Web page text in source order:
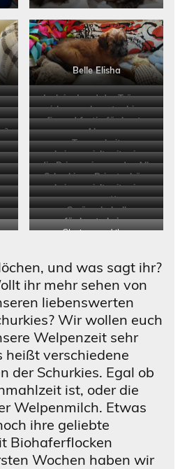
Belle Elisha
Jack im Land der Träume
ich war als erster hier
fix und fertig für heute
?
Alea
Teamarbeit
keiner spielt mit mir
die Prinzessin von der Alb
Schurkies – Privatsphäre
keiner spielt mit mir
papp satt
Geräuscheball
für heute keine
Clarissa und ihre
und was sagt ihr?
ihr mehr sehen von
liebenswerten
Wir wollen euch
Welpenzeit sehr
heißt verschiedene
der Schurkies. Egal ob
ist, oder die
Welpenmilch. Etwas
ihre geliebte
Biohaferflocken
Wochen haben wir